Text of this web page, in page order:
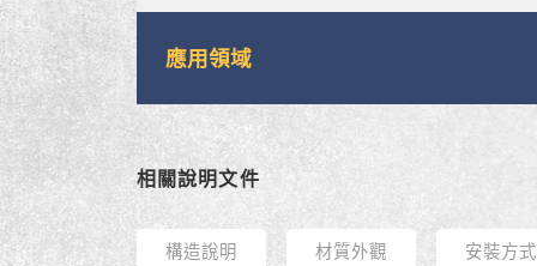
應用領域
相關說明文件
構造說明 材質外觀 安裝方